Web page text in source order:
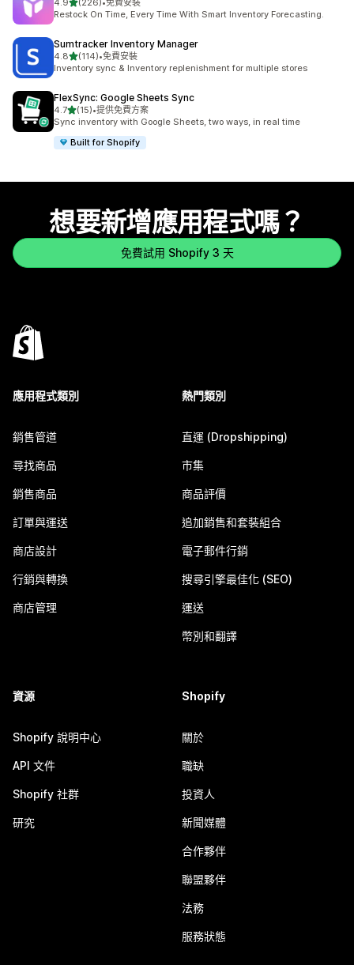
4.9 (226)
共有 226 則評價
•免費安裝
Restock On Time, Every Time With Smart Inventory Forecasting.
Sumtracker Inventory Manager
4.8滿分 5 顆星
(114)
共有 114 則評價
•免費安裝
Inventory sync & Inventory replenishment for multiple stores
FlexSync: Google Sheets Sync
4.7滿分 5 顆星
(15)
共有 15 則評價
•提供免費方案
Sync inventory with Google Sheets, two ways, in real time
Built for Shopify
想要新增應用程式嗎？
免費試用 Shopify 3 天
應用程式類別
銷售管道
尋找商品
銷售商品
訂單與運送
商店設計
行銷與轉換
商店管理
熱門類別
直運 (Dropshipping)
市集
商品評價
追加銷售和套裝組合
電子郵件行銷
搜尋引擎最佳化 (SEO)
運送
幣別和翻譯
資源
Shopify 說明中心
API 文件
Shopify 社群
研究
Shopify
關於
職缺
投資人
新聞媒體
合作夥伴
聯盟夥伴
法務
服務狀態